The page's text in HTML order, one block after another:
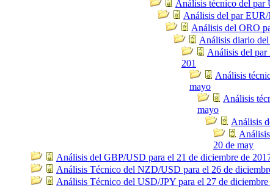
Análisis técnico del
Análisis del par
Análisis del ORO
Análisis diario
Análisis del
201
Análisis
mayo
Análisis
mayo
Análisis
20 de may
Análisis del GBP/USD para el 21 de diciembre de
Análisis Técnico del NZD/USD para el 26 de
Análisis Técnico del USD/JPY para el 27 de diciembre